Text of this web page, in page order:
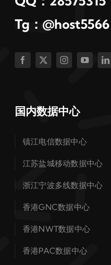
Tg：@host5566
国内数据中心
镇江电信数据中心
江苏盐城移动数据中心
浙江宁波多线数据中心
香港GNC数据中心
香港NWT数据中心
香港PAC数据中心